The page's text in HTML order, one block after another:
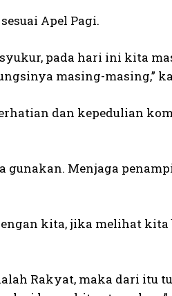
Apel Pagi.
pada hari ini kita
masing-masing,”
dan kepedulian
Menjaga
kita, jika melihat kita
Rakyat, maka dari itu